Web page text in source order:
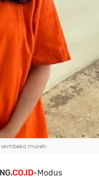
murah
CO.ID-Modus